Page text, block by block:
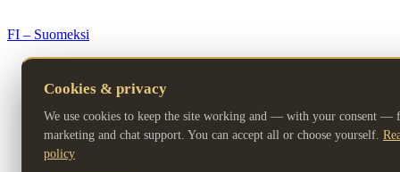
FI – Suomeksi
Cookies & privacy
We use cookies to keep the site working and — with your consent —
marketing and chat support. You can accept all or choose yourself.
policy